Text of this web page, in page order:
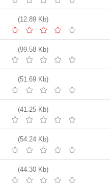
(12.89 Kb)
(99.58 Kb)
(51.69 Kb)
(41.25 Kb)
(54.24 Kb)
(44.30 Kb)